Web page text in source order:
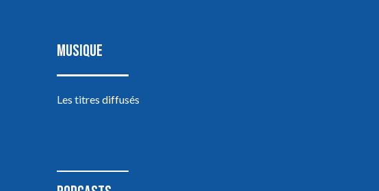
MUSIQUE
Les titres diffusés